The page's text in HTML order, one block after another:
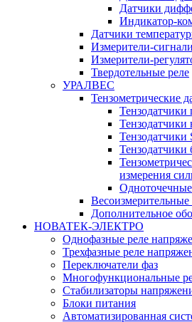
Датчики
Индикатор-
Датчики
Измерители-
Измерители-
Твердотельные реле
УРАЛВЕС
Тензометрические
Тензодатчики
Тензодатчики
Тензодатчики
Тензодатчики
измерения
Одноточечные
Дополнительное
НОВАТЕК-ЭЛЕКТРО
Однофазные реле
Трехфазные реле
Переключатели фаз
Многофункциональные
Стабилизаторы
Блоки питания
Автоматизированная